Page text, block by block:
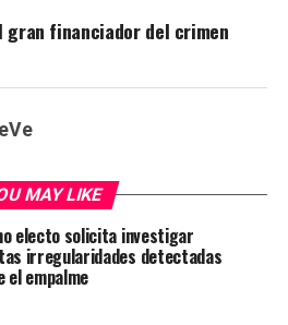
gran financiador del crimen
MAY LIKE
electo solicita investigar
irregularidades detectadas
el empalme